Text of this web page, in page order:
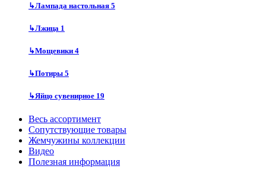
↳Лампада настольная 5
↳Лжица 1
↳Мощевики 4
↳Потиры 5
↳Яйцо сувенирное 19
Весь ассортимент
Сопутствующие товары
Жемчужины коллекции
Видео
Полезная информация